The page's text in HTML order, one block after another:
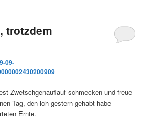
trotzdem
09-
Zwetschgenauflauf schmecken und freue
Tag, den ich gestern gehabt habe –
Ernte.